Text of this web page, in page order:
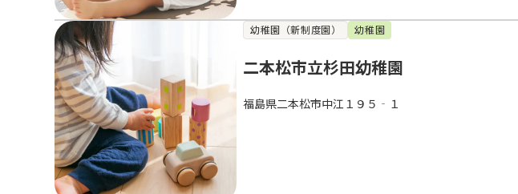
幼稚園（新制度園） 幼稚園
二本松市立杉田幼稚園
福島県二本松市中江１９５‐１